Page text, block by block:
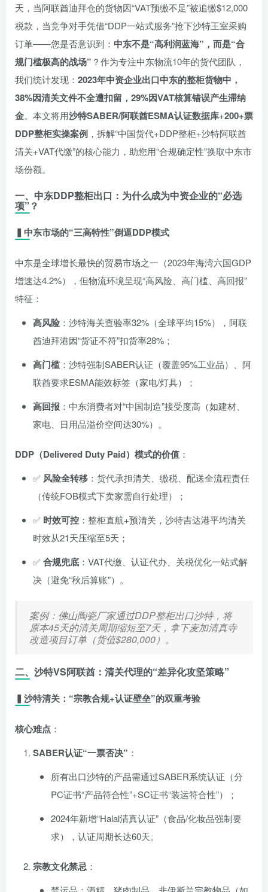
天，当阿联酋迪拜仓的货物因“VAT预缴不足”被追缴$12,000
税款，当竞争对手凭借“DDP一站式服务”抢下沙特王室采购
订单——您是否意识到： 中东不是“高利润蓝海”，而是“合
规门槛极高的战场” ？作为专注中东物流10年的货代团队，
我们统计发现： 2023年中资企业出口中东的整柜货物中，
38%因清关文件不全遭扣留，29%因VAT核算错误产生滞纳
金。本文将用沙特SABER/阿联酋ESMA认证数据库+200+票
DDP整柜实操案例 ，拆解“中国货代+DDP整柜+沙特阿联酋
清关+VAT代缴”的核心能力，助您用“合规确定性”换取中东市
场份额。
一、中东DDP整柜出口：为什么成为中资企业的“必选
项”？
▍中东市场的“三高特性”倒逼DDP模式
中东是全球增长最快的贸易市场之一（2023年海湾六国GDP
增速达4.2%），但物流环境呈现“高风险、高门槛、高回报”
特征：
高风险 ：沙特海关查验率32%（全球平均15%），阿联
酋迪拜港因“货证不符”扣货率28%；
高门槛：沙特强制SABER认证（覆盖95%工业品）、阿
联酋要求ESMA能效标签（家电/灯具）；
高回报 ：中东消费者对“中国制造”接受度高（如建材、
家电、日用品溢价空间达30%）。
DDP（Delivered Duty Paid）模式的价值 ：
✅ 风险全转移 ：货代承担清关、缴税、配送全流程责任
（传统FOB模式下卖家需自行处理）；
✅ 时效可控 ：整柜直航+预清关，沙特吉达港平均清关
时效从21天压缩至5天；
✅合规兜底 ：VAT代缴、认证代办、关税优化一站式解
决（避免“秋后算账”）。
案例：佛山陶瓷厂家通过DDP整柜出口沙特，将
原本45天的清关周期缩短至7天，拿下麦加清真寺
改造项目订单（货值$280,000）。
二、沙特VS阿联酋：清关代理的“差异化攻坚策略”
▍沙特清关：“宗教合规+认证壁垒”的双重考验
核心难点 ：
SABER认证“一票否决” ：
所有出口沙特的产品需通过SABER系统认证（分
PC证书“产品符合性”+SC证书“装运符合性”）；
2024年新增“Halal清真认证”（食品/化妆品强制要
求），认证周期长达60天。
宗教文化禁忌 ：